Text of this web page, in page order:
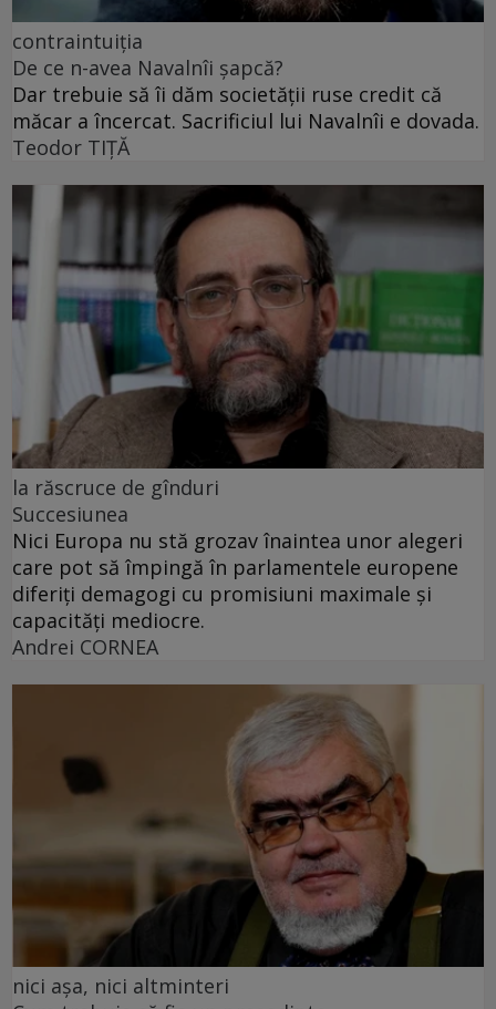
contraintuiția
De ce n-avea Navalnîi șapcă?
Dar trebuie să îi dăm societății ruse credit că
măcar a încercat. Sacrificiul lui Navalnîi e dovada.
Teodor TIŢĂ
la răscruce de gînduri
Succesiunea
Nici Europa nu stă grozav înaintea unor alegeri
care pot să împingă în parlamentele europene
diferiți demagogi cu promisiuni maximale și
capacități mediocre.
Andrei CORNEA
nici așa, nici altminteri